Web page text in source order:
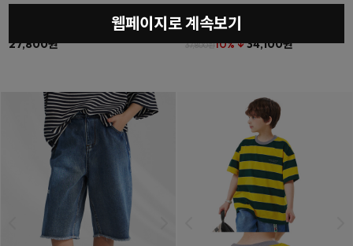
(11호~23호)
27,800원
워디버뮤다데님팬츠
37,800원10% ↓34,100원
웹페이지로 계속보기